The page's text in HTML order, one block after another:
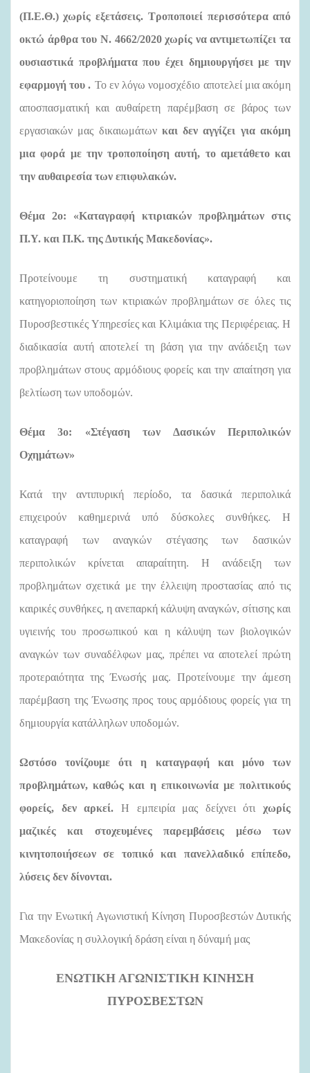
(Π.Ε.Θ.) χωρίς εξετάσεις. Τροποποιεί περισσότερα από
οκτώ άρθρα του Ν. 4662/2020 χωρίς να αντιμετωπίζει τα
ουσιαστικά προβλήματα που έχει δημιουργήσει με την
εφαρμογή του . Το εν λόγω νομοσχέδιο αποτελεί μια ακόμη
αποσπασματική και αυθαίρετη παρέμβαση σε βάρος των
εργασιακών μας δικαιωμάτωνκαι δεν αγγίζει για ακόμη
μια φορά με την τροποποίηση αυτή, το αμετάθετο και
την αυθαιρεσία των επιφυλακών.
Θέμα 2ο: «Καταγραφή κτιριακών προβλημάτων στις
Π.Υ. και Π.Κ. της Δυτικής Μακεδονίας».
Προτείνουμε τη συστηματική καταγραφή και
κατηγοριοποίηση των κτιριακών προβλημάτων σε όλες τις
Πυροσβεστικές Υπηρεσίες και Κλιμάκια της Περιφέρειας. Η
διαδικασία αυτή αποτελεί τη βάση για την ανάδειξη των
προβλημάτων στους αρμόδιους φορείς και την απαίτηση για
βελτίωση των υποδομών.
Θέμα 3ο: «Στέγαση των Δασικών Περιπολικών
Οχημάτων»
Κατά την αντιπυρική περίοδο, τα δασικά περιπολικά
επιχειρούν καθημερινά υπό δύσκολες συνθήκες. Η
καταγραφή των αναγκών στέγασης των δασικών
περιπολικών κρίνεται απαραίτητη.
Η ανάδειξη των
προβλημάτων σχετικά με την έλλειψη προστασίας από τις
καιρικές συνθήκες, η ανεπαρκή κάλυψη αναγκών, σίτισης και
υγιεινής του προσωπικού και η κάλυψη των βιολογικών
αναγκών των συναδέλφων μας, πρέπει να αποτελεί πρώτη
προτεραιότητα της Ένωσής μας. Προτείνουμε την άμεση
παρέμβαση της Ένωσης προς τους αρμόδιους φορείς για τη
δημιουργία κατάλληλων υποδομών.
Ωστόσο τονίζουμε ότι η καταγραφή και μόνο των
προβλημάτων, καθώς και η επικοινωνία με πολιτικούς
φορείς, δεν αρκεί. Η εμπειρία μας δείχνει ότι χωρίς
μαζικές και στοχευμένες παρεμβάσεις μέσω των
κινητοποιήσεων σε τοπικό και πανελλαδικό επίπεδο,
λύσεις δεν δίνονται.
Για την Ενωτική Αγωνιστική Κίνηση Πυροσβεστών Δυτικής
Μακεδονίας η συλλογική δράση είναι η δύναμή μας
ΕΝΩΤΙΚΗ ΑΓΩΝΙΣΤΙΚΗ ΚΙΝΗΣΗ
ΠΥΡΟΣΒΕΣΤΩΝ